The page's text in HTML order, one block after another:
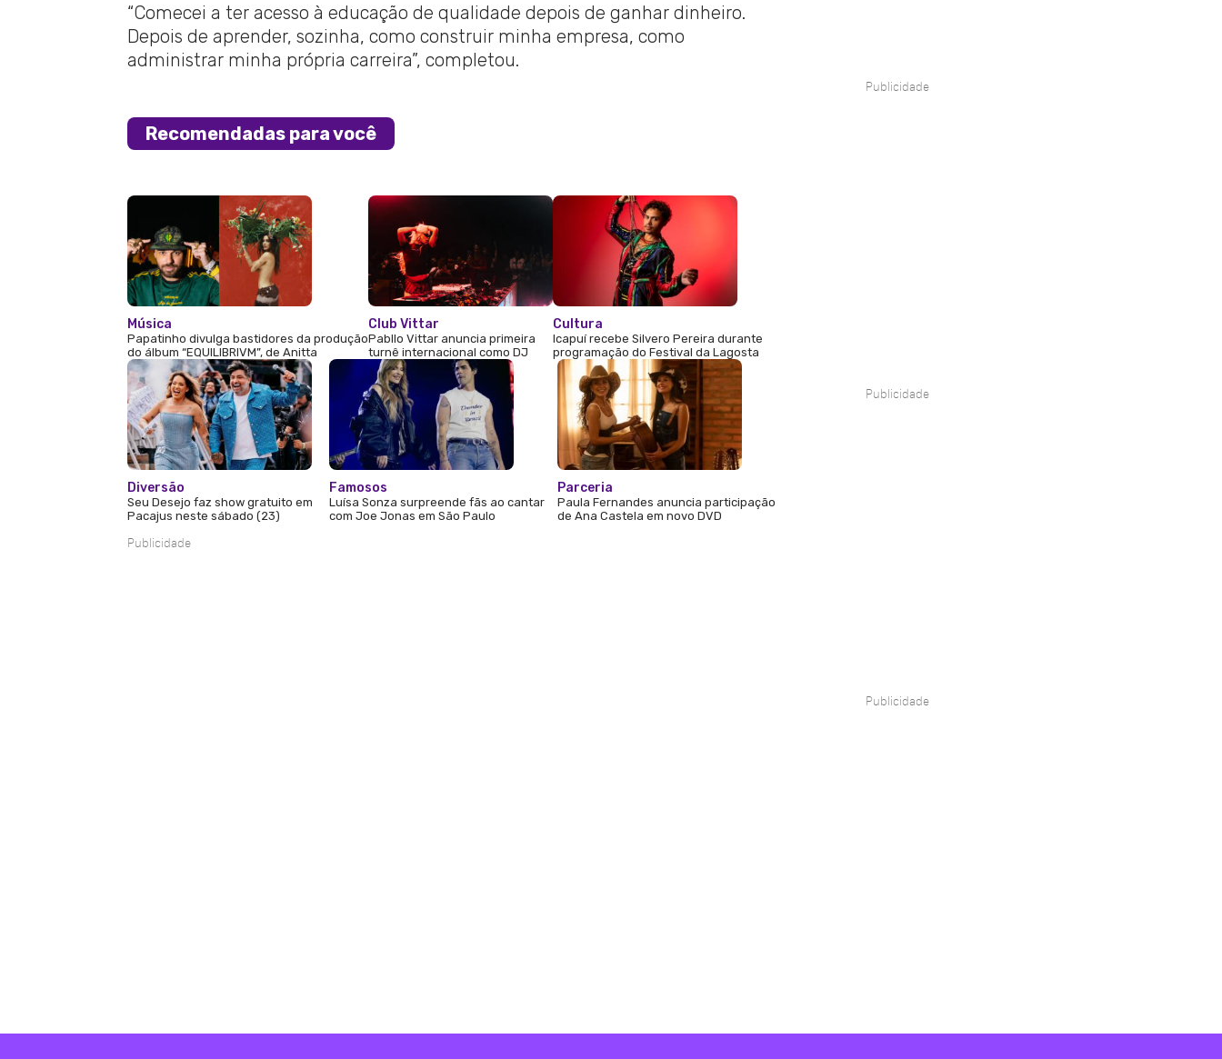
“Comecei a ter acesso à educação de qualidade depois de ganhar dinheiro.
Depois de aprender, sozinha, como construir minha empresa, como
administrar minha própria carreira”, completou.
Recomendadas para você
Música
Papatinho divulga bastidores da produção
do álbum “EQUILIBRIVM”, de Anitta
Club Vittar
Pabllo Vittar anuncia primeira
turnê internacional como DJ
Cultura
Icapuí recebe Silvero Pereira durante
programação do Festival da Lagosta
Diversão
Seu Desejo faz show gratuito em
Pacajus neste sábado (23)
Famosos
Luísa Sonza surpreende fãs ao cantar
com Joe Jonas em São Paulo
Parceria
Paula Fernandes anuncia participação
de Ana Castela em novo DVD
Publicidade
Publicidade
Publicidade
Publicidade